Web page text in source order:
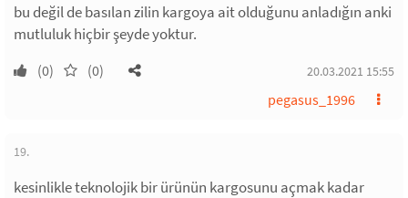
bu değil de basılan zilin kargoya ait olduğunu anladığın anki
mutluluk hiçbir şeyde yoktur.
(0) (0) 20.03.2021 15:55
pegasus_1996
19.
kesinlikle teknolojik bir ürünün kargosunu açmak kadar